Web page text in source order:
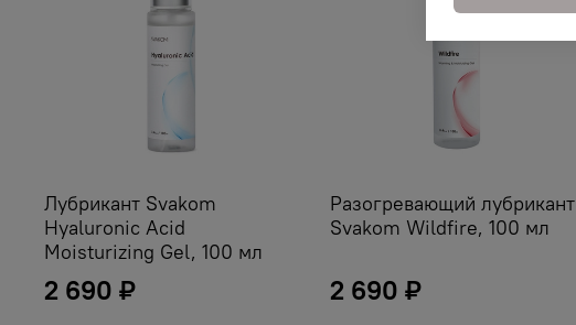
Лубрикант Svakom
Hyaluronic Acid
Moisturizing Gel, 100 мл
2 690 ₽
Разогревающий лубрикант
Svakom Wildfire, 100 мл
2 690 ₽